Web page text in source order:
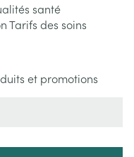
santé
Tarifs des soins
et promotions